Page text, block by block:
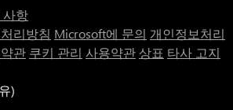
사항
리방침 Microsoft에 문의 개인정보처리
관 쿠키 관리 사용약관 상표 타사 고지
)